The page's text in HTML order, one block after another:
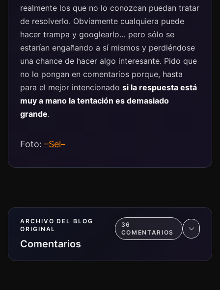
realmente los que no lo conozcan puedan tratar
de resolverlo. Obviamente cualquiera puede
hacer trampa y googlearlo… pero sólo se
estarían engañando a sí mismos y perdiéndose
una chance de hacer algo interesante. Pido que
no lo pongan en comentarios porque, hasta
para el mejor intencionado si la respuesta está
muy a mano la tentación es demasiado
grande.
Foto: –Sel–
ARCHIVO DEL BLOG
ORIGINAL
Comentarios
36
COMENTARIOS